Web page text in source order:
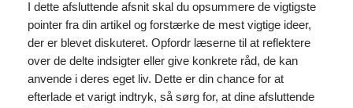
I dette afsluttende afsnit skal du opsummere de vigtigste
pointer fra din artikel og forstærke de mest vigtige ideer,
der er blevet diskuteret. Opfordr læserne til at reflektere
over de delte indsigter eller give konkrete råd, de kan
anvende i deres eget liv. Dette er din chance for at
efterlade et varigt indtryk, så sørg for, at dine afsluttende